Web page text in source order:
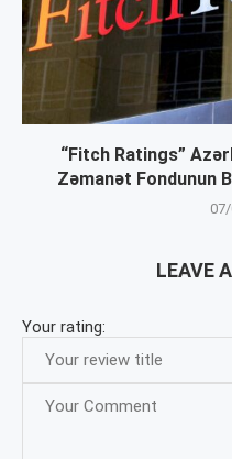
“Fitch Ratings”
Zəmanət Fondunun
LEAVE
Your rating: